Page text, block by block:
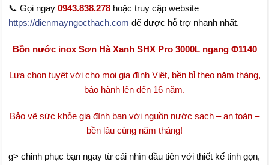
📞 Gọi ngay 0943.838.278hoặc truy cập website
https://dienmayngocthach.com để được hỗ trợ nhanh nhất.
Bồn nước inox Sơn Hà Xanh SHX Pro 3000L ngang Φ1140
Lựa chọn tuyệt vời cho mọi gia đình Việt, bền bỉ theo năm tháng,
bảo hành lên đến 16 năm.
Bảo vệ sức khỏe gia đình bạn với nguồn nước sạch – an toàn –
bền lâu cùng năm tháng!
g> chinh phục bạn ngay từ cái nhìn đầu tiên với thiết kế tinh gọn,